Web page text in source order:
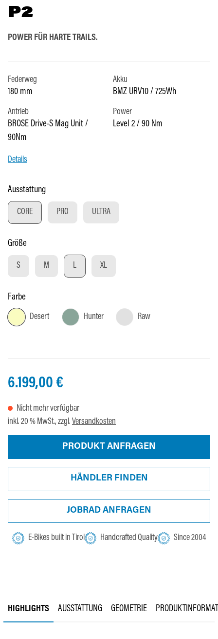
P2
POWER FÜR HARTE TRAILS.
Federweg
180 mm
Akku
BMZ URV10 / 725Wh
Antrieb
BROSE Drive-S Mag Unit /
90Nm
Power
Level 2 / 90 Nm
Details
Ausstattungauswählen
CORE PRO ULTRA
Größeauswählen
S M L XL
Farbeauswählen
Desert Hunter Raw
6.199,00 €
Nicht mehr verfügbar
inkl. 20 % MwSt., zzgl. Versandkosten
PRODUKT ANFRAGEN
HÄNDLER FINDEN
JOBRAD ANFRAGEN
E-Bikes built in Tirol Handcrafted Quality Since 2004
HIGHLIGHTS AUSSTATTUNG GEOMETRIE